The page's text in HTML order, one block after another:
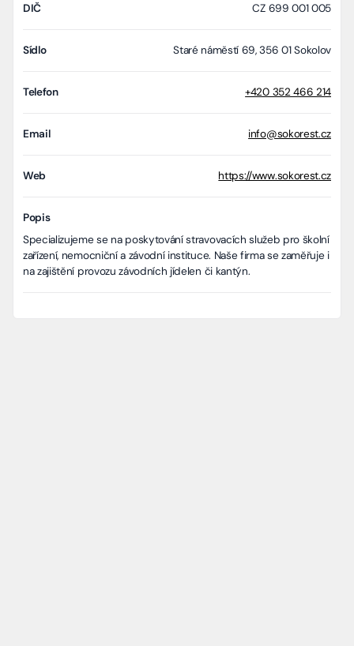
DIČ CZ 699 001 005
Sídlo Staré náměstí 69, 356 01 Sokolov
Telefon +420 352 466 214
Email info@sokorest.cz
Web https://www.sokorest.cz
Popis
Specializujeme se na poskytování stravovacích služeb pro školní
zařízení, nemocniční a závodní instituce. Naše firma se zaměřuje i
na zajištění provozu závodních jídelen či kantýn.